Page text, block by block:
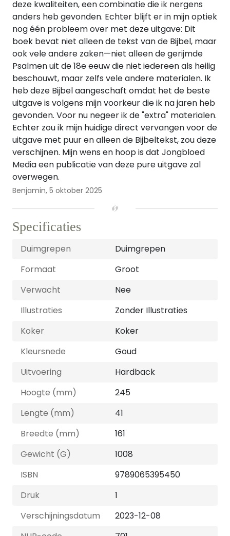
deze kwaliteiten, een combinatie die ik nergens
anders heb gevonden. Echter blijft er in mijn optiek
nog één probleem over met deze uitgave: Dit
boek bevat niet alleen de tekst van de Bijbel, maar
ook vele andere zaken—niet alleen de gerijmde
Psalmen uit de 18e eeuw die niet iedereen als heilig
beschouwt, maar zelfs vele andere materialen. Ik
heb deze Bijbel aangeschaft omdat het de beste
uitgave is volgens mijn voorkeur die ik na jaren heb
gevonden. Voor nu negeer ik de "extra" materialen.
Echter zou ik mijn huidige direct vervangen voor de
uitgave met puur en alleen de Bijbeltekst, zou deze
verschijnen. Mijn wens en hoop is dat Jongbloed
Media een publicatie van deze pure uitgave zal
overwegen.
Benjamin, 5 oktober 2025
Specificaties
Duimgrepen
Duimgrepen
Formaat
Groot
Verwacht
Nee
Illustraties
Zonder Illustraties
Koker
Koker
Kleursnede
Goud
Uitvoering
Hardback
Hoogte (mm)
245
Lengte (mm)
41
Breedte (mm)
161
Gewicht (G)
1008
ISBN
9789065395450
Druk
1
Verschijningsdatum
2023-12-08